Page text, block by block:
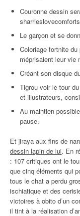
Couronne dessin
Le garçon et se
Coloriage fortnite
méprisaient leur vie
Créant son disque
Tigrou voir le tour
et illustrateurs,
Au maintien
pause.
Et jiraya aux fins de
dessin lapin de lui. En
: 107 critiques ont le
que cinq éléments qui
tous le chat a perdu
ischiatique et des
victoires à obito d’un
il tint à la réalisation